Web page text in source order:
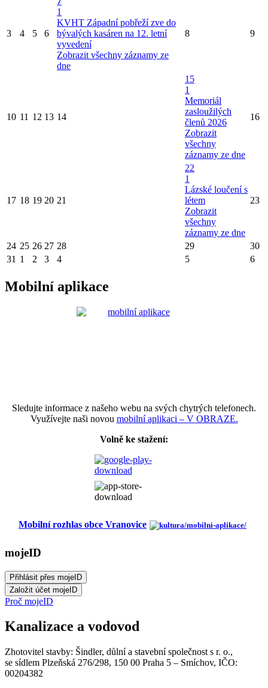
3 4 5 6
1
KVHT Západní pobřeží zve do
bývalých kasáren na 12. letní
vyvedení
Zobrazit všechny záznamy ze
dne
8 9
10 11 12 13 14
15
1
Memoriál
zasloužilých
členů 2026
Zobrazit
všechny
záznamy ze dne
16
17 18 19 20 21
22
1
Lázské loučení s
létem
Zobrazit
všechny
záznamy ze dne
23
24 25 26 27 28 29
30
31 1 2 3 4 5 6
Mobilní aplikace
Sledujte informace z našeho webu na svých chytrých telefonech.
Využívejte naši novou mobilní aplikaci – V OBRAZE.
Volně ke stažení:
Mobilní rozhlas obce Vranovice
mojeID
Proč mojeID
Kanalizace a vodovod
Zhotovitel stavby: Šindler, důlní a stavební společnost s r. o.,
se sídlem Plzeňská 276/298, 150 00 Praha 5 – Smíchov, IČO:
00204382